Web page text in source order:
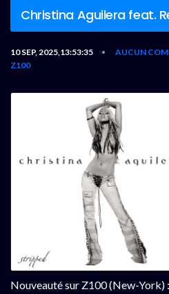
Christina Aguilera feat.
10 SEP, 2025,13:53:35 • AUCUN
Z100
Nouveauté sur Z100 (New-York)